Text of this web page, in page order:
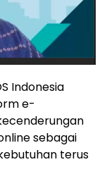
Indonesia
e-
sebagai
terus